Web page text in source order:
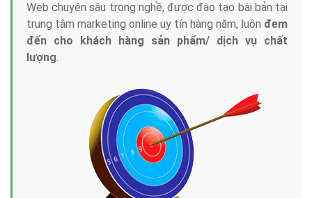
Web chuyên sâu trong nghề, được đào tạo bài bản tại
trung tâm marketing online uy tín hàng năm, luôn đem
đến cho khách hàng sản phẩm/ dịch vụ chất
lượng.